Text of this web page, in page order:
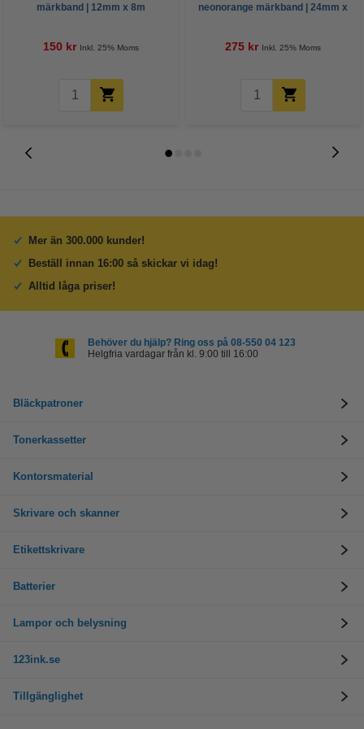
märkband | 12mm x 8m
150 kr Inkl. 25% Moms
neonorange märkband | 24mm x
275 kr Inkl. 25% Moms
Mer än 300.000 kunder!
Beställ innan 16:00 så skickar vi idag!
Alltid låga priser!
Behöver du hjälp? Ring oss på 08-550 04 123
Helgfria vardagar från kl. 9:00 till 16:00
Bläckpatroner
Tonerkassetter
Kontorsmaterial
Skrivare och skanner
Etikettskrivare
Batterier
Lampor och belysning
123ink.se
Tillgänglighet